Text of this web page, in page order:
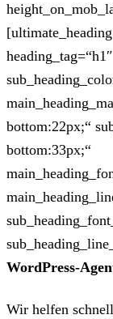
bottom:22px;“
bottom:33px;“
WordPress-
Wir helfen